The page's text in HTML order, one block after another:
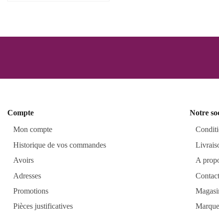
Compte
Mon compte
Historique de vos commandes
Avoirs
Adresses
Promotions
Pièces justificatives
Notre
A